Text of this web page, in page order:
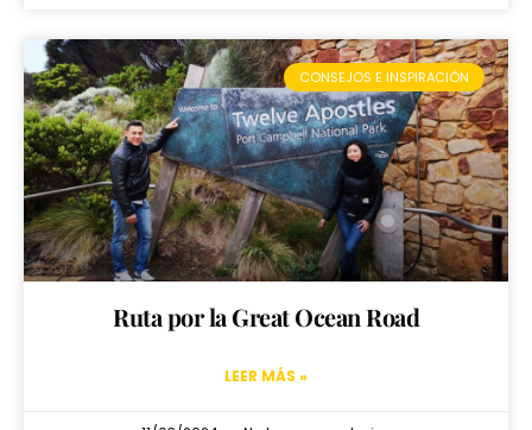
CONSEJOS E INSPIRACIÓN
Ruta por la Great Ocean Road
LEER MÁS »